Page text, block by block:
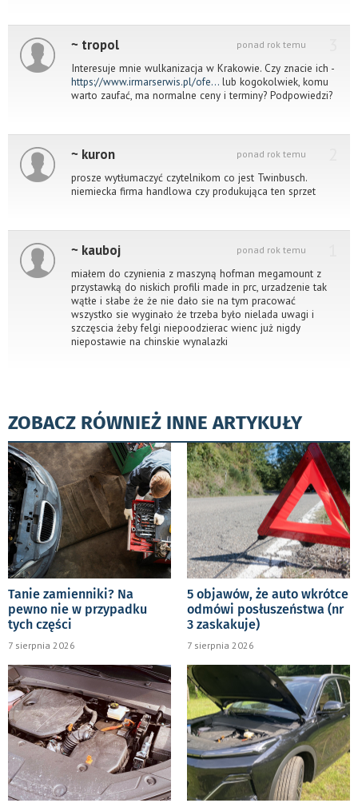
~ tropol ponad rok temu
Interesuje mnie wulkanizacja w Krakowie. Czy znacie ich -
https://www.irmarserwis.pl/ofe... lub kogokolwiek, komu
warto zaufać, ma normalne ceny i terminy? Podpowiedzi?
~ kuron ponad rok temu
prosze wytłumaczyć czytelnikom co jest Twinbusch.
niemiecka firma handlowa czy produkująca ten sprzet
~ kauboj ponad rok temu
miałem do czynienia z maszyną hofman megamount z
przystawką do niskich profili made in prc, urzadzenie tak
wątłe i słabe że że nie dało sie na tym pracować
wszystko sie wyginało że trzeba było nielada uwagi i
szczęscia żeby felgi niepoodzierac wienc już nigdy
niepostawie na chinskie wynalazki
ZOBACZ RÓWNIEŻ INNE ARTYKUŁY
Tanie zamienniki? Na
pewno nie w przypadku
tych części
7 sierpnia 2026
5 objawów, że auto wkrótce
odmówi posłuszeństwa (nr
3 zaskakuje)
7 sierpnia 2026